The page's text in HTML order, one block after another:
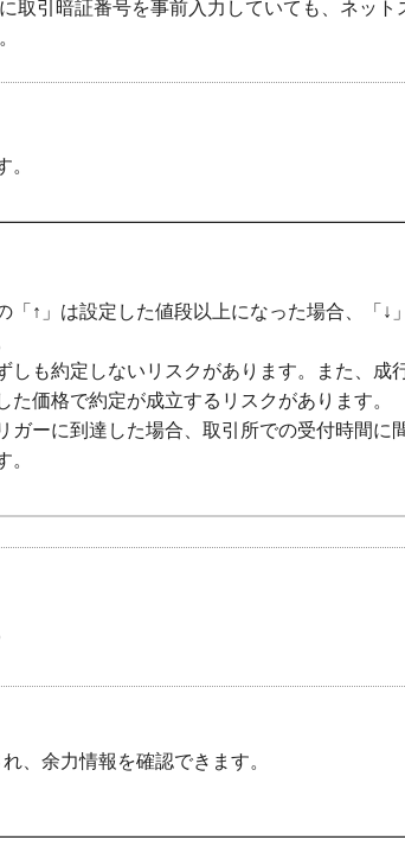
取引暗証番号を事前入力していても、ネット
。
「↑」は設定した値段以上になった場合、「↓
しも約定しないリスクがあります。また、成
価格で約定が成立するリスクがあります。
ガーに到達した場合、取引所での受付時間に
。
、余力情報を確認できます。